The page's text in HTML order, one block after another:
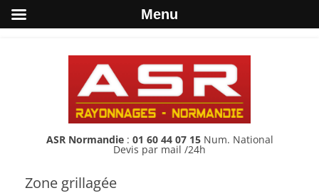
ASR Normandie: 01 60 44 07 15Num. National
Devis par mail /24h
Zone grillagée
Menu